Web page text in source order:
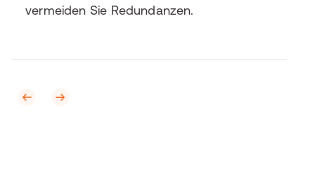
vermeiden Sie Redundanzen.